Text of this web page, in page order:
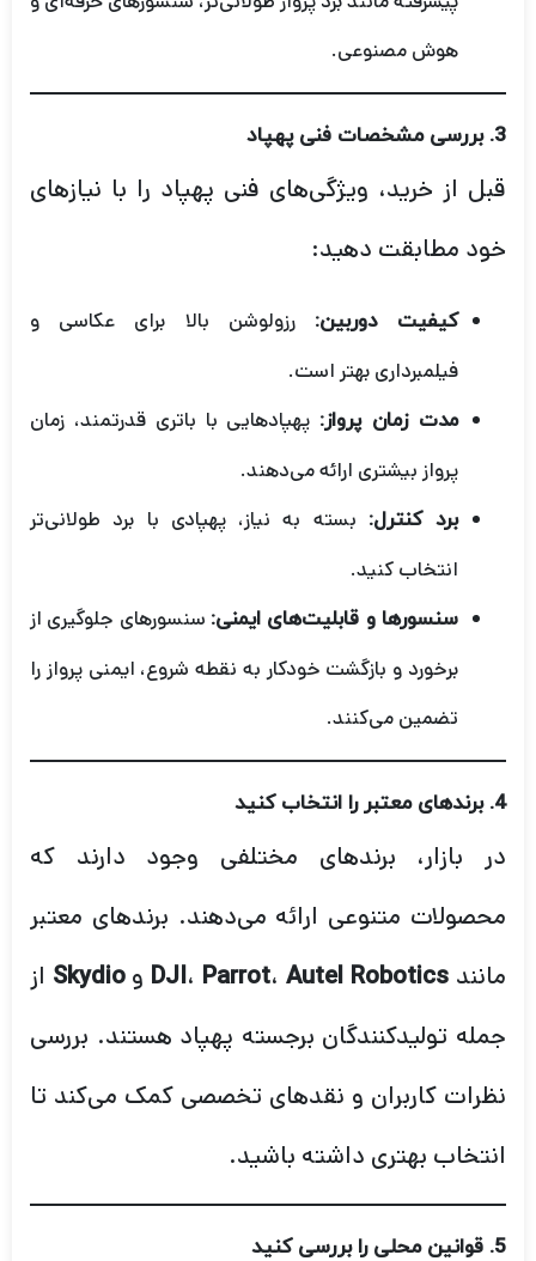
هوش مصنوعی.
3. بررسی مشخصات فنی پهپاد
قبل از خرید، ویژگی‌های فنی پهپاد را با نیازهای
خود مطابقت دهید:
کیفیت دوربین: رزولوشن بالا برای عکاسی و
فیلمبرداری بهتر است.
مدت زمان پرواز: پهپادهایی با باتری قدرتمند، زمان
پرواز بیشتری ارائه می‌دهند.
برد کنترل: بسته به نیاز، پهپادی با برد طولانی‌تر
انتخاب کنید.
سنسورها و قابلیت‌های ایمنی: سنسورهای جلوگیری از
برخورد و بازگشت خودکار به نقطه شروع، ایمنی پرواز را
تضمین می‌کنند.
4. برندهای معتبر را انتخاب کنید
در بازار، برندهای مختلفی وجود دارند که
محصولات متنوعی ارائه می‌دهند. برندهای معتبر
مانند
DJI، Parrot، Autel Robotics وSkydio از
جمله تولیدکنندگان برجسته پهپاد هستند. بررسی
نظرات کاربران و نقدهای تخصصی کمک می‌کند تا
انتخاب بهتری داشته باشید.
5. قوانین محلی را بررسی کنید